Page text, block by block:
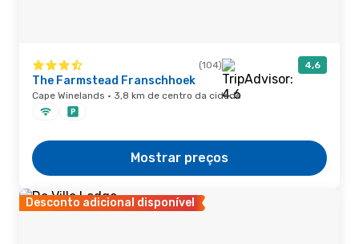
(104) 4,6
The Farmstead Franschhoek
Cape Winelands · 3,8 km de centro da cidade
Mostrar preços
Desconto adicional disponível